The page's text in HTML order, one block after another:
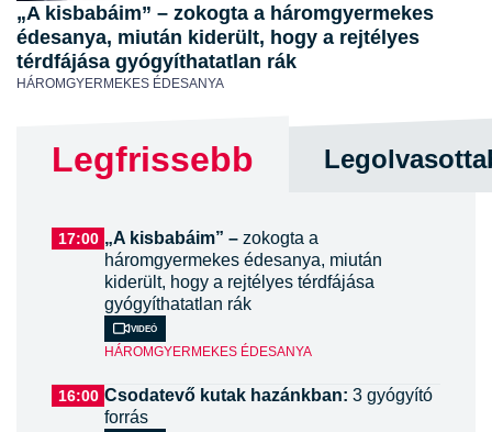
„A kisbabáim” – zokogta a háromgyermekes
édesanya, miután kiderült, hogy a rejtélyes
térdfájása gyógyíthatatlan rák
HÁROMGYERMEKES ÉDESANYA
Legfrissebb
17:00 „A kisbabáim” – zokogta a
háromgyermekes édesanya, miután
kiderült, hogy a rejtélyes térdfájása
gyógyíthatatlan rák
Videó
HÁROMGYERMEKES ÉDESANYA
16:00 Csodatevő kutak hazánkban: 3 gyógyító
forrás